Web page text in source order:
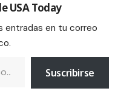
USA Today
entradas en tu correo
Suscribirse